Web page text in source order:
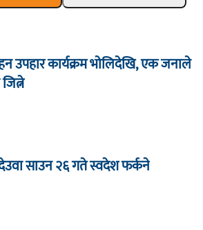
उपहार कार्यक्रम भाेलिदेखि, एक जनाले
देउवा साउन २६ गते स्वदेश फर्कने